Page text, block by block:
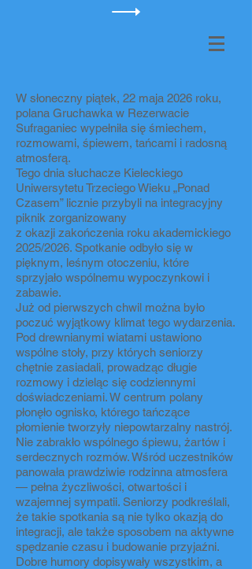
W słoneczny piątek, 22 maja 2026 roku,
polana Gruchawka w Rezerwacie
Sufraganiec wypełniła się śmiechem,
rozmowami, śpiewem, tańcami i radosną
atmosferą.
Tego dnia słuchacze Kieleckiego
Uniwersytetu Trzeciego Wieku „Ponad
Czasem” licznie przybyli na integracyjny
piknik zorganizowany
z okazji zakończenia roku akademickiego
2025/2026. Spotkanie odbyło się w
pięknym, leśnym otoczeniu, które
sprzyjało wspólnemu wypoczynkowi i
zabawie.
Już od pierwszych chwil można było
poczuć wyjątkowy klimat tego wydarzenia.
Pod drewnianymi wiatami ustawiono
wspólne stoły, przy których seniorzy
chętnie zasiadali, prowadząc długie
rozmowy i dzieląc się codziennymi
doświadczeniami. W centrum polany
płonęło ognisko, którego tańczące
płomienie tworzyły niepowtarzalny nastrój.
Nie zabrakło wspólnego śpiewu, żartów i
serdecznych rozmów. Wśród uczestników
panowała prawdziwie rodzinna atmosfera
— pełna życzliwości, otwartości i
wzajemnej sympatii. Seniorzy podkreślali,
że takie spotkania są nie tylko okazją do
integracji, ale także sposobem na aktywne
spędzanie czasu i budowanie przyjaźni.
Dobre humory dopisywały wszystkim, a